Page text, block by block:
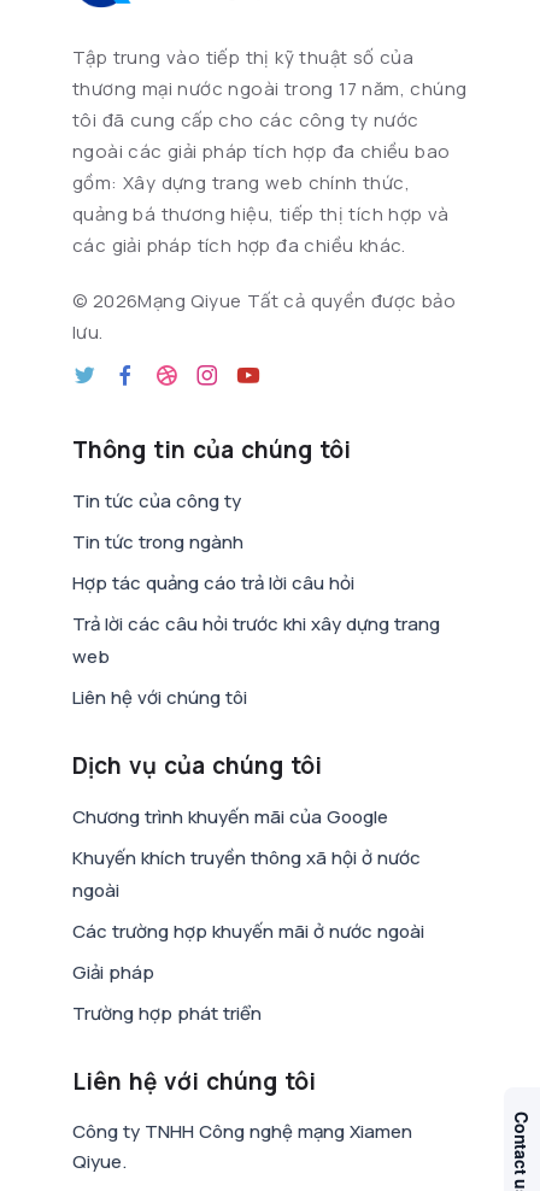
Tập trung vào tiếp thị kỹ thuật số của
thương mại nước ngoài trong 17 năm, chúng
tôi đã cung cấp cho các công ty nước
ngoài các giải pháp tích hợp đa chiều bao
gồm: Xây dựng trang web chính thức,
quảng bá thương hiệu, tiếp thị tích hợp và
các giải pháp tích hợp đa chiều khác.
© 2026Mạng Qiyue Tất cả quyền được bảo
lưu.
Thông tin của chúng tôi
Tin tức của công ty
Tin tức trong ngành
Hợp tác quảng cáo trả lời câu hỏi
Trả lời các câu hỏi trước khi xây dựng trang
web
Liên hệ với chúng tôi
Dịch vụ của chúng tôi
Chương trình khuyến mãi của Google
Khuyến khích truyền thông xã hội ở nước
ngoài
Các trường hợp khuyến mãi ở nước ngoài
Giải pháp
Trường hợp phát triển
Liên hệ với chúng tôi
Công ty TNHH Công nghệ mạng Xiamen
Qiyue.